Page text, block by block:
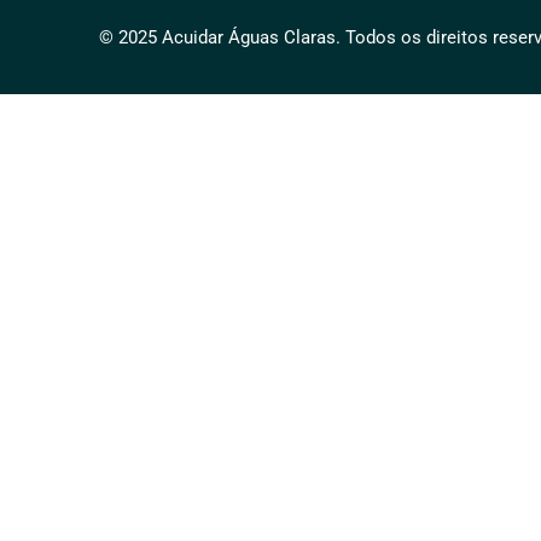
© 2025 Acuidar Águas Claras. Todos os direitos